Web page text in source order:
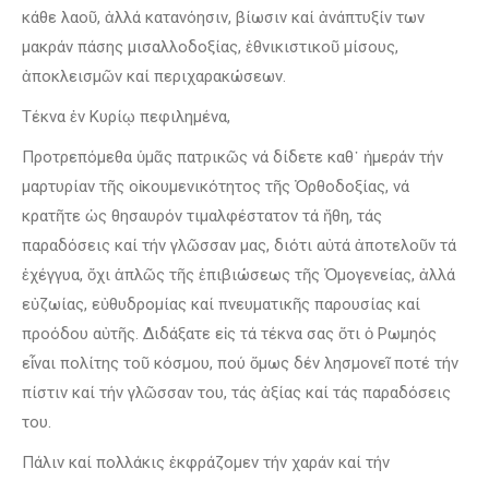
κάθε λαοῦ, ἀλλά κατανόησιν, βίωσιν καί ἀνάπτυξίν των
μακράν πάσης μισαλλοδοξίας, ἐθνικιστικοῦ μίσους,
ἀποκλεισμῶν καί περιχαρακώσεων.
Τέκνα ἐν Κυρίῳ πεφιλημένα,
Προτρεπόμεθα ὑμᾶς πατρικῶς νά δίδετε καθ᾽ ἡμεράν τήν
μαρτυρίαν τῆς οἰκουμενικότητος τῆς Ὀρθοδοξίας, νά
κρατῆτε ὡς θησαυρόν τιμαλφέστατον τά ἤθη, τάς
παραδόσεις καί τήν γλῶσσαν μας, διότι αὐτά ἀποτελοῦν τά
ἐχέγγυα, ὄχι ἁπλῶς τῆς ἐπιβιώσεως τῆς Ὁμογενείας, ἀλλά
εὐζωίας, εὐθυδρομίας καί πνευματικῆς παρουσίας καί
προόδου αὐτῆς. Διδάξατε εἰς τά τέκνα σας ὅτι ὁ Ρωμηός
εἶναι πολίτης τοῦ κόσμου, πού ὅμως δέν λησμονεῖ ποτέ τήν
πίστιν καί τήν γλῶσσαν του, τάς ἀξίας καί τάς παραδόσεις
του.
Πάλιν καί πολλάκις ἐκφράζομεν τήν χαράν καί τήν